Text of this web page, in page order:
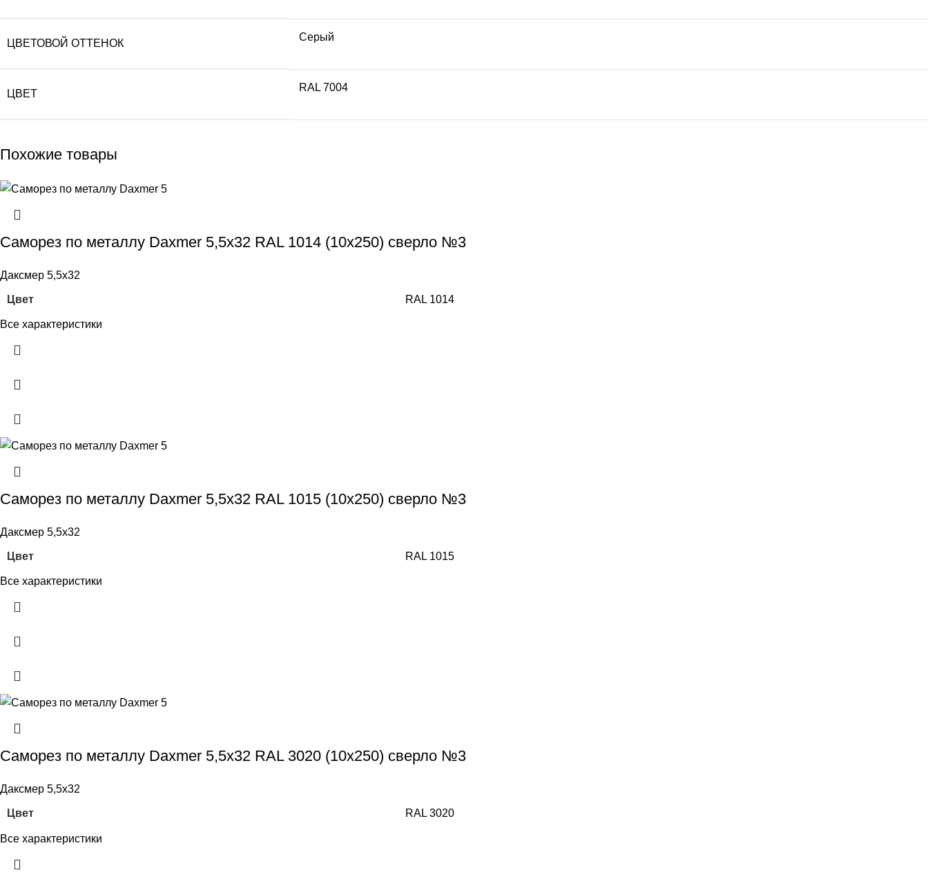
ЦВЕТОВОЙ ОТТЕНОК
Серый
ЦВЕТ
RAL 7004
Похожие товары
Саморез по металлу Daxmer 5,5х32 RAL 1014 (10х250) сверло №3
Даксмер 5,5х32
Цвет RAL 1014
Все характеристики
Саморез по металлу Daxmer 5,5х32 RAL 1015 (10х250) сверло №3
Даксмер 5,5х32
Цвет RAL 1015
Все характеристики
Саморез по металлу Daxmer 5,5х32 RAL 3020 (10х250) сверло №3
Даксмер 5,5х32
Цвет RAL 3020
Все характеристики